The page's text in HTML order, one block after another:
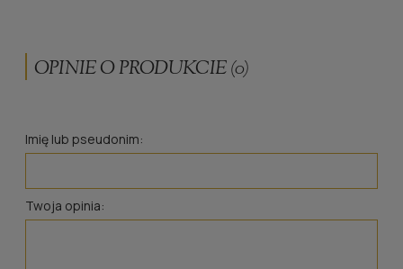
OPINIE O PRODUKCIE (0)
Imię lub pseudonim:
Twoja opinia: